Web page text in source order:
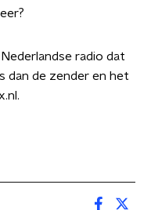
radio dat
dan de zender en het